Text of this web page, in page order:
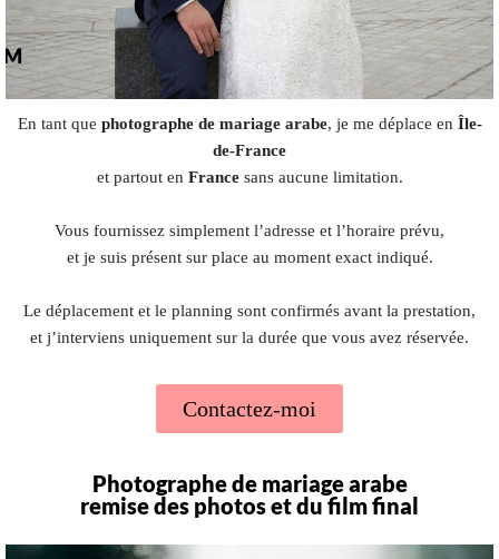
En tant que photographe de mariage arabe, je me déplace en Île-
de-France
et partout en Francesans aucune limitation.
Vous fournissez simplement l’adresse et l’horaire prévu,
et je suis présent sur place au moment exact indiqué.
Le déplacement et le planning sont confirmés avant la prestation,
et j’interviens uniquement sur la durée que vous avez réservée.
Contactez-moi
Photographe de mariage arabe
remise des photos et du film final